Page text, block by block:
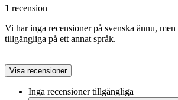
1 recension
Vi har inga recensioner på svenska ännu,
tillgängliga på ett annat språk.
Visa recensioner
Inga recensioner tillgängliga